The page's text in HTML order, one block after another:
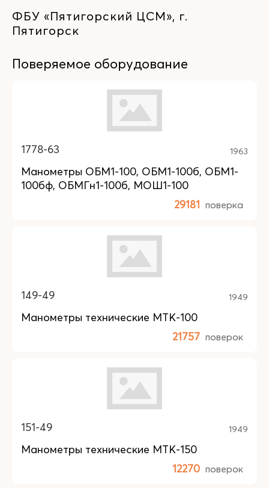
ФБУ «Пятигорский ЦСМ», г.
Пятигорск
Поверяемое оборудование
1778-63 1963
Манометры ОБМ1-100, ОБМ1-100б, ОБМ1-
100бф, ОБМГн1-100б, МОШ1-100
29181 поверка
149-49 1949
Манометры технические МТК-100
21757 поверок
151-49 1949
Манометры технические МТК-150
12270 поверок